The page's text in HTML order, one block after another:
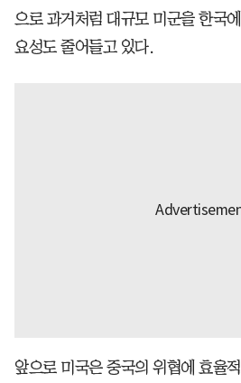
으로 과거처럼 대규모 미군을 한국
요성도 줄어들고 있다.
앞으로 미국은 중국의 위협에 효율